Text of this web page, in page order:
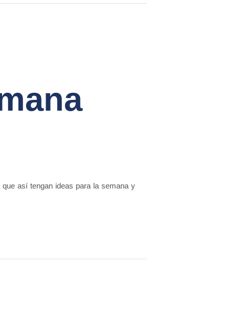
así tengan ideas para la semana y